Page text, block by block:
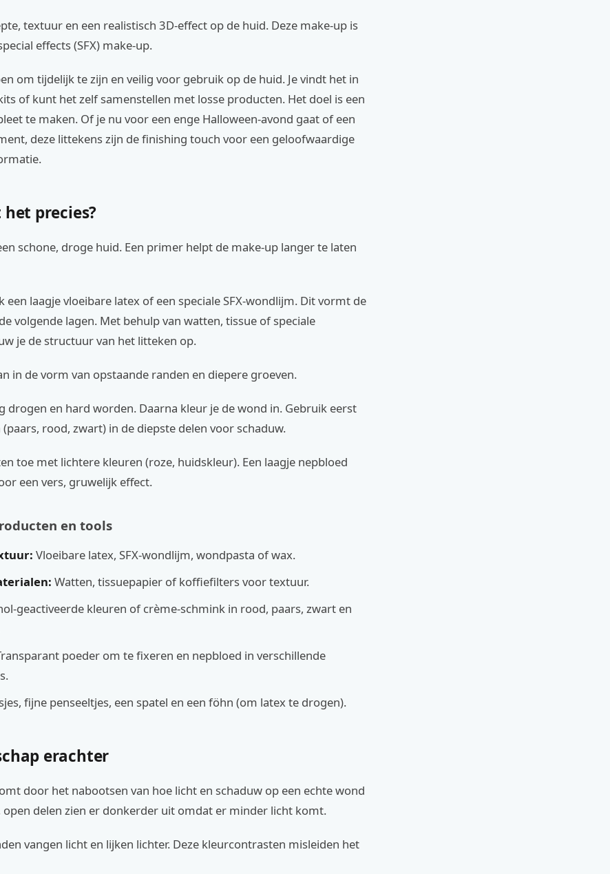
textuur en een realistisch 3D-effect op de huid. Deze make-up is
effects (SFX) make-up.
om tijdelijk te zijn en veilig voor gebruik op de huid. Je vindt het in
of kunt het zelf samenstellen met losse producten. Het doel is een
te maken. Of je nu voor een enge Halloween-avond gaat of een
deze littekens zijn de finishing touch voor een geloofwaardige
precies?
schone, droge huid. Een primer helpt de make-up langer te laten
een laagje vloeibare latex of een speciale SFX-wondlijm. Dit vormt de
volgende lagen. Met behulp van watten, tissue of speciale
je de structuur van het litteken op.
in de vorm van opstaande randen en diepere groeven.
drogen en hard worden. Daarna kleur je de wond in. Gebruik eerst
rood, zwart) in de diepste delen voor schaduw.
toe met lichtere kleuren (roze, huidskleur). Een laagje nepbloed
een vers, gruwelijk effect.
en tools
Vloeibare latex, SFX-wondlijm, wondpasta of wax.
Watten, tissuepapier of koffiefilters voor textuur.
geactiveerde kleuren of crème-schmink in rood, paars, zwart en
poeder om te fixeren en nepbloed in verschillende
fijne penseeltjes, een spatel en een föhn (om latex te drogen).
erachter
door het nabootsen van hoe licht en schaduw op een echte wond
open delen zien er donkerder uit omdat er minder licht komt.
vangen licht en lijken lichter. Deze kleurcontrasten misleiden het